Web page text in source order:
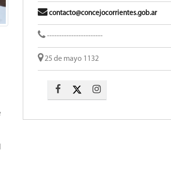
contacto@concejocorrientes.gob.ar
-----------------------
25 de mayo 1132